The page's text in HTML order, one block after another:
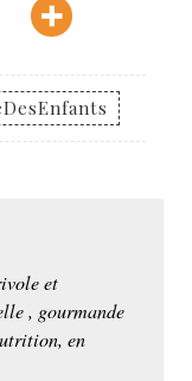
et
, gourmande
en